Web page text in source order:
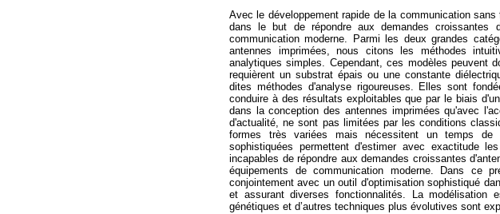
Avec le développement rapide de la communication
dans le but de répondre aux demandes croissantes
communication moderne. Parmi les deux grandes
antennes imprimées, nous citons les méthodes
analytiques simples. Cependant, ces modèles peuvent
requièrent un substrat épais ou une constante
dites méthodes d'analyse rigoureuses. Elles sont
conduire à des résultats exploitables que par le biais
dans la conception des antennes imprimées qu'avec
d'actualité, ne sont pas limitées par les conditions
formes très variées mais nécessitent un temps de
sophistiquées permettent d'estimer avec exactitude
incapables de répondre aux demandes croissantes
équipements de communication moderne. Dans ce
conjointement avec un outil d'optimisation sophistiqué
et assurant diverses fonctionnalités. La
génétiques et d’autres techniques plus évolutives sont